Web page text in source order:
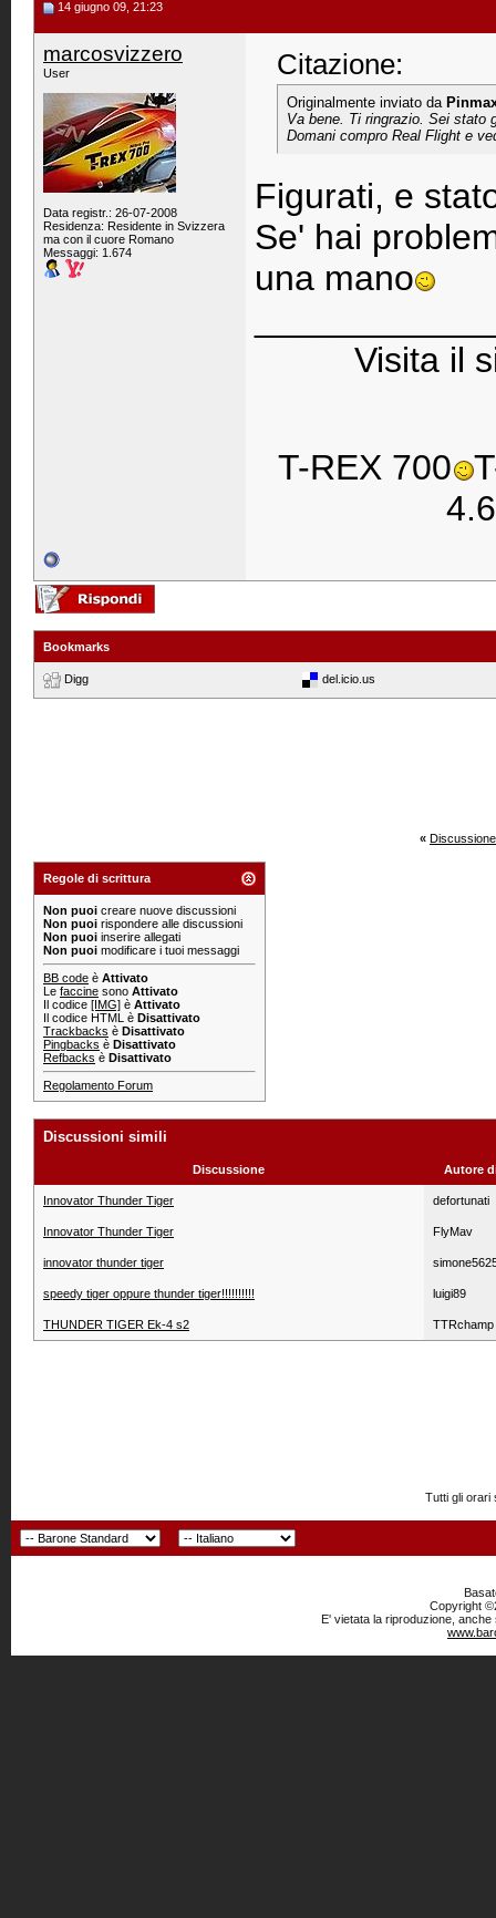
14 giugno 09, 21:23
marcosvizzero
User
Data registr.: 26-07-2008
Residenza: Residente in Svizzera
ma con il cuore Romano
Messaggi: 1.674
Citazione:
Originalmente inviato da
Va bene. Ti ringrazio. Sei stato
Domani compro Real Flight e
Figurati, e
Se' hai
una mano
Visita il
T-REX 700
4.6
Bookmarks
Digg del.icio.us
«
Regole di scrittura
Non puoi creare nuove discussioni
Non puoi rispondere alle discussioni
Non puoi inserire allegati
Non puoi modificare i tuoi messaggi
BB code è Attivato
Le faccine sono Attivato
Il codice [IMG] è Attivato
Il codice HTML è Disattivato
Trackbacks è Disattivato
Pingbacks è Disattivato
Refbacks è Disattivato
Regolamento Forum
Discussioni simili
Discussione Autore
Innovator Thunder Tiger defortunati
Innovator Thunder Tiger FlyMav
innovator thunder tiger
speedy tiger oppure thunder tiger!!!!!!!!!! luigi89
THUNDER TIGER Ek-4 s2 TTRchamp
Tutti gli orari
Copyright
E' vietata la riproduzione,